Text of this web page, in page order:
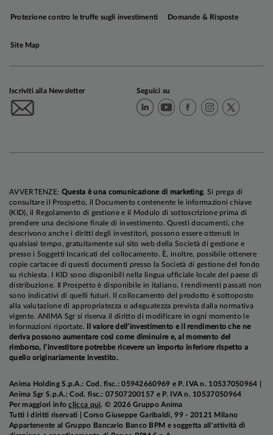
Protezione contro le truffe sugli investimenti Domande & Risposte
Site Map
Iscriviti alla Newsletter Seguici su
AVVERTENZE: Questa è una comunicazione di marketing. Si prega di
consultare il Prospetto, il Documento contenente le informazioni chiave
(KID), il Regolamento di gestione e il Modulo di sottoscrizione prima di
prendere una decisione finale di investimento. Questi documenti, che
descrivono anche i diritti degli investitori, possono essere ottenuti in
qualsiasi tempo, gratuitamente sul sito web della Società di gestione e
presso i Soggetti Incaricati del collocamento. È, inoltre, possibile ottenere
copie cartacee di questi documenti presso la Società di gestione del fondo
su richiesta. I KID sono disponibili nella lingua ufficiale locale del paese di
distribuzione. Il Prospetto è disponibile in italiano. I rendimenti passati non
sono indicativi di quelli futuri. Il collocamento del prodotto è sottoposto
alla valutazione di appropriatezza o adeguatezza prevista dalla normativa
vigente. ANIMA Sgr si riserva il diritto di modificare in ogni momento le
informazioni riportate.
Il valore dell’investimento e il rendimento che ne
deriva possono aumentare così come diminuire e, al momento del
rimborso, l’investitore potrebbe ricevere un importo inferiore rispetto a
quello originariamente investito.
Anima Holding S.p.A.: Cod. fisc.: 05942660969 e P. IVA n. 10537050964 |
Anima Sgr S.p.A.: Cod. fisc.: 07507200157 e P. IVA n. 10537050964
Per maggiori infoclicca qui. © 2026 Gruppo Anima
Tutti i diritti riservati | Corso Giuseppe Garibaldi, 99 - 20121 Milano
Appartenente al Gruppo Bancario Banco BPM e soggetta all'attività di